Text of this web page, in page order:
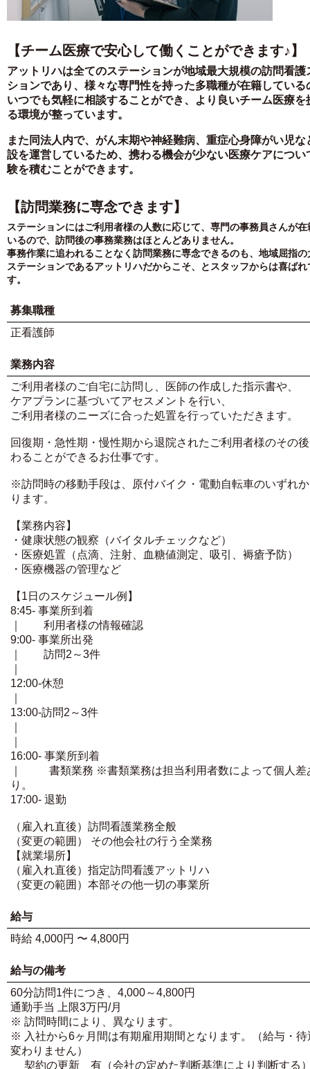
【チーム医療で安心して働くことができます♪】
アットリハは全てのステーションが地域最大規模の訪問看護
ションであり、様々な専門性を持った多職種が在籍している
いつでも気軽に相談することができ、より良いチーム医療を
る環境が整っています。
また同法人内で、がん末期や神経難病、重症心身障がい児な
設を運営しているため、携わる機会が少ない医療ケアについ
験を積むことができます。
【訪問業務に専念できます】
ステーションにはご利用者様の人数に応じて、専門の事務員さんが在
いるので、訪問後の事務業務はほとんどありません。
事務作業に追われることなく訪問業務に専念できるのも、地域屈指の
ステーションであるアットリハだからこそ、とスタッフからは喜ばれ
す。
募集職種
正看護師
業務内容
ご利用者様のご自宅に訪問し、医師の作成した指示書や、
ケアプランに基づいてアセスメントを行い、
ご利用者様のニーズに合った処置を行っていただきます。
回復期・急性期・慢性期から退院されたご利用者様のその
わることができるお仕事です。
※訪問時の移動手段は、原付バイク・電動自転車のいずれ
ります。
【業務内容】
・健康状態の観察（バイタルチェックなど）
・医療処置（点滴、注射、血糖値測定、吸引、褥瘡予防）
・医療機器の管理など
【1日のスケジュール例】
8:45- 事業所到着
｜ 利用者様の情報確認
9:00- 事業所出発
｜ 訪問2～3件
12:00-休憩
13:00-訪問2～3件
16:00- 事業所到着
｜ 書類業務 ※書類業務は担当利用者数によって個人差
り。
17:00- 退勤
（雇入れ直後）訪問看護業務全般
（変更の範囲） その他会社の行う全業務
【就業場所】
（雇入れ直後）指定訪問看護アットリハ
（変更の範囲）本部その他一切の事業所
給与
時給 4,000円 〜 4,800円
給与の備考
60分訪問1件につき、4,000～4,800円
通勤手当 上限3万円/月
※ 訪問時間により、異なります。
※ 入社から6ヶ月間は有期雇用期間となります。（給与・待
変わりません）
契約の更新 有（会社の定めた判断基準により判断する